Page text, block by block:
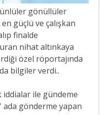
gönüllüler
güçlü ve çalışkan
finalde
nihat altınkaya
özel röportajında
bilgiler verdi..
iddialar ile gündeme
gönderme yapan